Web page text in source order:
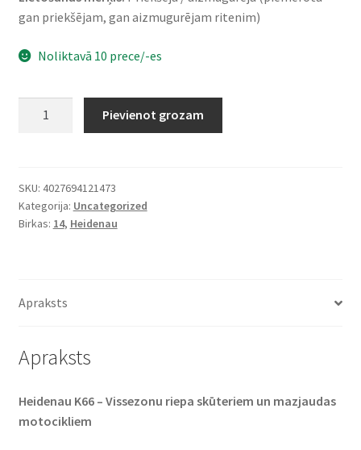
gan priekšējam, gan aizmugurējam ritenim)
Noliktavā 10 prece/-es
100/80
-
14
daudzums
Pievienot grozam
SKU: 4027694121473
Kategorija: Uncategorized
Birkas: 14, Heidenau
Apraksts
Apraksts
Heidenau K66 – Vissezonu riepa skūteriem un mazjaudas
motocikliem